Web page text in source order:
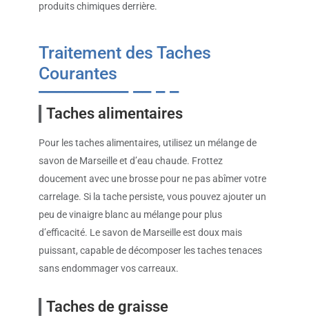
produits chimiques derrière.
Traitement des Taches
Courantes
Taches alimentaires
Pour les taches alimentaires, utilisez un mélange de
savon de Marseille et d’eau chaude. Frottez
doucement avec une brosse pour ne pas abîmer votre
carrelage. Si la tache persiste, vous pouvez ajouter un
peu de vinaigre blanc au mélange pour plus
d’efficacité. Le savon de Marseille est doux mais
puissant, capable de décomposer les taches tenaces
sans endommager vos carreaux.
Taches de graisse